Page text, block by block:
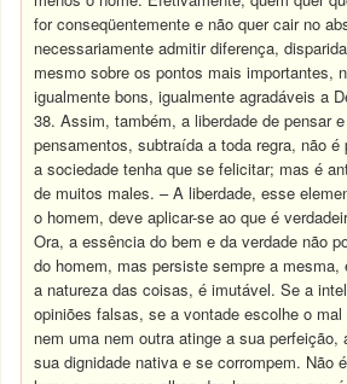
for conseqüentemente e não quer cair no
necessariamente admitir diferença,
mesmo sobre os pontos mais importantes,
igualmente bons, igualmente agradáveis a
38. Assim, também, a liberdade de pensar
pensamentos, subtraída a toda regra, não
a sociedade tenha que se felicitar; mas é
de muitos males. – A liberdade, esse
o homem, deve aplicar-se ao que é
Ora, a essência do bem e da verdade não
do homem, mas persiste sempre a mesma,
a natureza das coisas, é imutável. Se a
opiniões falsas, se a vontade escolhe o
nem uma nem outra atinge a sua perfeição,
sua dignidade nativa e se corrompem. Não